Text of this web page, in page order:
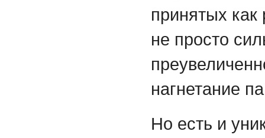
принятых как
не просто
нагнетание
Но есть и